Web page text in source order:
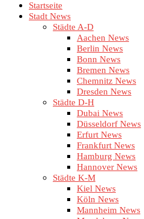
Startseite
Stadt News
Städte A-D
Aachen News
Berlin News
Bonn News
Bremen News
Chemnitz News
Dresden News
Städte D-H
Dubai News
Düsseldorf News
Erfurt News
Frankfurt News
Hamburg News
Hannover News
Städte K-M
Kiel News
Köln News
Mannheim News